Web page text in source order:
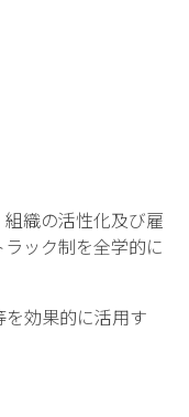
織の活性化及び雇
ック制を全学的に
効果的に活用す